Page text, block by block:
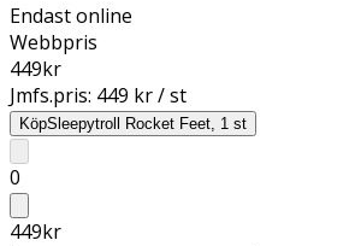
Endast online
Webbpris
449kr
Jmfs.pris: 449 kr / st
KöpSleepytroll Rocket Feet, 1 st
0
449kr